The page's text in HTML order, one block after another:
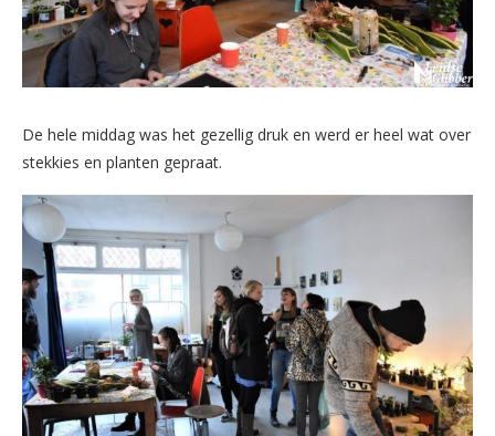
De hele middag was het gezellig druk en werd er heel wat over
stekkies en planten gepraat.